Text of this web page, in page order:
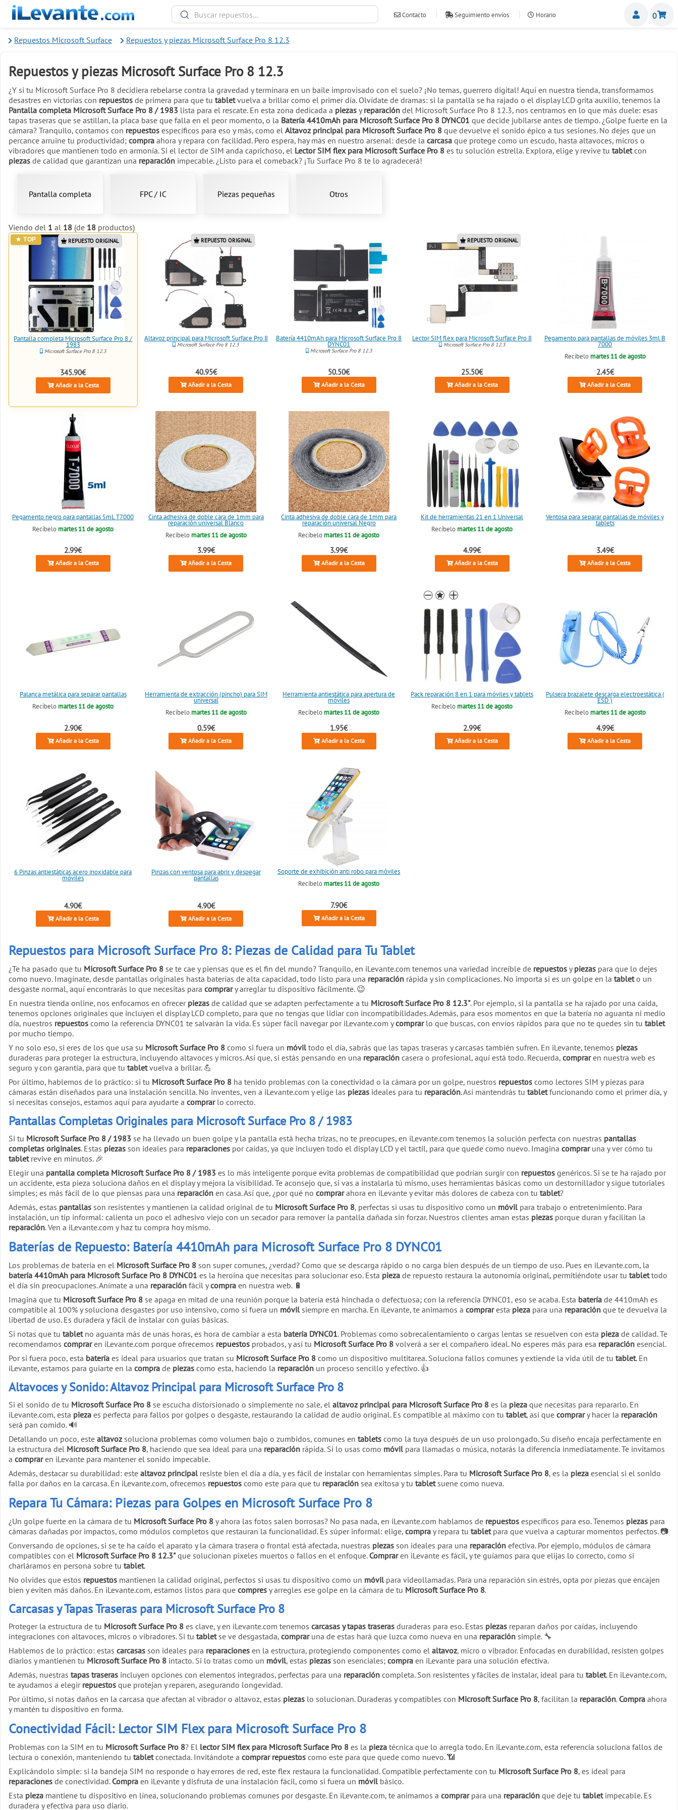
Contacto Seguimiento envíos Horario 0
Repuestos Microsoft Surface Repuestos y piezas Microsoft Surface Pro 8 12.3
Repuestos y piezas Microsoft Surface Pro 8 12.3
¿Y si tu Microsoft Surface Pro 8 decidiera rebelarse contra la gravedad y terminara en un baile improvisado con el suelo? ¡No temas, guerrero digital! Aquí en nuestra tienda, transformamos
desastres en victorias con repuestos de primera para que tu tabletvuelva a brillar como el primer día. Olvídate de dramas: si la pantalla se ha rajado o el display LCD grita auxilio, tenemos la
Pantalla completa Microsoft Surface Pro 8 / 1983 lista para el rescate. En esta zona dedicada a piezas yreparación del Microsoft Surface Pro 8 12.3, nos centramos en lo que más duele: esas
tapas traseras que se astillan, la placa base que falla en el peor momento, o la Batería 4410mAh para Microsoft Surface Pro 8 DYNC01 que decide jubilarse antes de tiempo. ¿Golpe fuerte en la
cámara? Tranquilo, contamos con repuestos específicos para eso y más, como el Altavoz principal para Microsoft Surface Pro 8 que devuelve el sonido épico a tus sesiones. No dejes que un
percance arruine tu productividad; compra ahora y repara con facilidad. Pero espera, hay más en nuestro arsenal: desde la carcasa que protege como un escudo, hasta altavoces, micros o
vibradores que mantienen todo en armonía. Si el lector de SIM anda caprichoso, el Lector SIM flex para Microsoft Surface Pro 8 es tu solución estrella. Explora, elige y revive tu tabletcon
piezas de calidad que garantizan una reparación impecable. ¿Listo para el comeback? ¡Tu Surface Pro 8 te lo agradecerá!
Pantalla completa FPC / IC Piezas pequeñas Otros
Viendo del 1 al 18 (de 18 productos)
REPUESTO ORIGINAL
Pantalla completa Microsoft Surface Pro 8 /
1983
Microsoft Surface Pro 8 12.3
345.90€
Añadir a la Cesta
REPUESTO ORIGINAL
Altavoz principal para Microsoft Surface Pro 8
Microsoft Surface Pro 8 12.3
40.95€
Añadir a la Cesta
Batería 4410mAh para Microsoft Surface Pro 8
DYNC01
Microsoft Surface Pro 8 12.3
50.50€
Añadir a la Cesta
REPUESTO ORIGINAL
Lector SIM flex para Microsoft Surface Pro 8
Microsoft Surface Pro 8 12.3
25.50€
Añadir a la Cesta
Pegamento para pantallas de móviles 3ml B
7000
Recíbelo martes 11 de agosto
2.45€
Añadir a la Cesta
Pegamento negro para pantallas 5mL T7000
Recíbelo martes 11 de agosto
2.99€
Añadir a la Cesta
Cinta adhesiva de doble cara de 1mm para
reparación universal Blanco
Recíbelo martes 11 de agosto
3.99€
Añadir a la Cesta
Cinta adhesiva de doble cara de 1mm para
reparación universal Negro
Recíbelo martes 11 de agosto
3.99€
Añadir a la Cesta
Kit de herramientas 21 en 1 Universal
Recíbelo martes 11 de agosto
4.99€
Añadir a la Cesta
Ventosa para separar pantallas de móviles y
tablets
3.49€
Añadir a la Cesta
Palanca metálica para separar pantallas
Recíbelo martes 11 de agosto
2.90€
Añadir a la Cesta
Herramienta de extracción (pincho) para SIM
universal
Recíbelo martes 11 de agosto
0.59€
Añadir a la Cesta
Herramienta antiestática para apertura de
móviles
Recíbelo martes 11 de agosto
1.95€
Añadir a la Cesta
Pack reparación 8 en 1 para móviles y tablets
Recíbelo martes 11 de agosto
2.99€
Añadir a la Cesta
Pulsera brazalete descarga electroestática (
ESD )
Recíbelo martes 11 de agosto
4.99€
Añadir a la Cesta
6 Pinzas antiestáticas acero inoxidable para
móviles
4.90€
Añadir a la Cesta
Pinzas con ventosa para abrir y despegar
pantallas
4.90€
Añadir a la Cesta
Soporte de exhibición anti robo para móviles
Recíbelo martes 11 de agosto
7.90€
Añadir a la Cesta
Repuestos para Microsoft Surface Pro 8: Piezas de Calidad para Tu Tablet
¿Te ha pasado que tu Microsoft Surface Pro 8 se te cae y piensas que es el fin del mundo? Tranquilo, en iLevante.com tenemos una variedad increíble de repuestos ypiezas para que lo dejes
como nuevo. Imagínate, desde pantallas originales hasta baterías de alta capacidad, todo listo para una reparación rápida y sin complicaciones. No importa si es un golpe en la tableto un
desgaste normal, aquí encontrarás lo que necesitas para comprary arreglar tu dispositivo fácilmente. 😉
En nuestra tienda online, nos enfocamos en ofrecer piezas de calidad que se adapten perfectamente a tu Microsoft Surface Pro 8 12.3". Por ejemplo, si la pantalla se ha rajado por una caída,
tenemos opciones originales que incluyen el display LCD completo, para que no tengas que lidiar con incompatibilidades. Además, para esos momentos en que la batería no aguanta ni medio
día, nuestros repuestos como la referencia DYNC01 te salvarán la vida. Es súper fácil navegar por iLevante.com ycomprarlo que buscas, con envíos rápidos para que no te quedes sin tu tablet
por mucho tiempo.
Y no solo eso, si eres de los que usa su Microsoft Surface Pro 8 como si fuera un móvil todo el día, sabrás que las tapas traseras y carcasas también sufren. En iLevante, tenemos piezas
duraderas para proteger la estructura, incluyendo altavoces y micros. Así que, si estás pensando en una reparación casera o profesional, aquí está todo. Recuerda, compraren nuestra web es
seguro y con garantía, para que tu tabletvuelva a brillar. 💪
Por último, hablemos de lo práctico: si tu Microsoft Surface Pro 8 ha tenido problemas con la conectividad o la cámara por un golpe, nuestros repuestos como lectores SIM y piezas para
cámaras están diseñados para una instalación sencilla. No inventes, ven a iLevante.com y elige las piezas ideales para tu reparación. Así mantendrás tu tabletfuncionando como el primer día, y
si necesitas consejos, estamos aquí para ayudarte a comprarlo correcto.
Pantallas Completas Originales para Microsoft Surface Pro 8 / 1983
Si tu Microsoft Surface Pro 8 / 1983 se ha llevado un buen golpe y la pantalla está hecha trizas, no te preocupes, en iLevante.com tenemos la solución perfecta con nuestras pantallas
completas originales. Estas piezas son ideales para reparaciones por caídas, ya que incluyen todo el display LCD y el tactil, para que quede como nuevo. Imagina compraruna y ver cómo tu
tabletrevive en minutos. 🎉
Elegir una pantalla completa Microsoft Surface Pro 8 / 1983 es lo más inteligente porque evita problemas de compatibilidad que podrían surgir con repuestos genéricos. Si se te ha rajado por
un accidente, esta pieza soluciona daños en el display y mejora la visibilidad. Te aconsejo que, si vas a instalarla tú mismo, uses herramientas básicas como un destornillador y sigue tutoriales
simples; es más fácil de lo que piensas para una reparación en casa. Así que, ¿por qué no comprarahora en iLevante y evitar más dolores de cabeza con tu tablet?
Además, estas pantallas son resistentes y mantienen la calidad original de tu Microsoft Surface Pro 8, perfectas si usas tu dispositivo como un móvil para trabajo o entretenimiento. Para
instalación, un tip informal: calienta un poco el adhesivo viejo con un secador para remover la pantalla dañada sin forzar. Nuestros clientes aman estas piezas porque duran y facilitan la
reparación. Ven a iLevante.com y haz tu compra hoy mismo.
Baterías de Repuesto: Batería 4410mAh para Microsoft Surface Pro 8 DYNC01
Los problemas de batería en el Microsoft Surface Pro 8 son super comunes, ¿verdad? Como que se descarga rápido o no carga bien después de un tiempo de uso. Pues en iLevante.com, la
batería 4410mAh para Microsoft Surface Pro 8 DYNC01 es la heroína que necesitas para solucionar eso. Esta pieza de repuesto restaura la autonomía original, permitiéndote usar tu tablettodo
el día sin preocupaciones. Anímate a una reparación fácil ycompra en nuestra web. 🔋
Imagina que tu Microsoft Surface Pro 8 se apaga en mitad de una reunión porque la batería está hinchada o defectuosa; con la referencia DYNC01, eso se acaba. Esta batería de 4410mAh es
compatible al 100% y soluciona desgastes por uso intensivo, como si fuera un móvil siempre en marcha. En iLevante, te animamos a compraresta pieza para una reparación que te devuelva la
libertad de uso. Es duradera y fácil de instalar con guías básicas.
Si notas que tu tabletno aguanta más de unas horas, es hora de cambiar a esta batería DYNC01. Problemas como sobrecalentamiento o cargas lentas se resuelven con esta pieza de calidad. Te
recomendamos compraren iLevante.com porque ofrecemos repuestos probados, y así tu Microsoft Surface Pro 8 volverá a ser el compañero ideal. No esperes más para esa reparación esencial.
Por si fuera poco, esta batería es ideal para usuarios que tratan su Microsoft Surface Pro 8 como un dispositivo multitarea. Soluciona fallos comunes y extiende la vida útil de tu tablet. En
iLevante, estamos para guiarte en la compra de piezas como esta, haciendo la reparación un proceso sencillo y efectivo. 👍
Altavoces y Sonido: Altavoz Principal para Microsoft Surface Pro 8
Si el sonido de tu Microsoft Surface Pro 8 se escucha distorsionado o simplemente no sale, el altavoz principal para Microsoft Surface Pro 8 es la pieza que necesitas para repararlo. En
iLevante.com, esta pieza es perfecta para fallos por golpes o desgaste, restaurando la calidad de audio original. Es compatible al máximo con tu tablet, así que comprary hacer la reparación
será pan comido. 🔊
Detallando un poco, este altavoz soluciona problemas como volumen bajo o zumbidos, comunes en tablets como la tuya después de un uso prolongado. Su diseño encaja perfectamente en
la estructura del Microsoft Surface Pro 8, haciendo que sea ideal para una reparación rápida. Si lo usas como móvil para llamadas o música, notarás la diferencia inmediatamente. Te invitamos
a compraren iLevante para mantener el sonido impecable.
Además, destacar su durabilidad: este altavoz principal resiste bien el día a día, y es fácil de instalar con herramientas simples. Para tu Microsoft Surface Pro 8, es la pieza esencial si el sonido
falla por daños en la carcasa. En iLevante.com, ofrecemos repuestos como este para que tu reparación sea exitosa y tu tabletsuene como nueva.
Repara Tu Cámara: Piezas para Golpes en Microsoft Surface Pro 8
¿Un golpe fuerte en la cámara de tu Microsoft Surface Pro 8 y ahora las fotos salen borrosas? No pasa nada, en iLevante.com hablamos de repuestos específicos para eso. Tenemos piezas para
cámaras dañadas por impactos, como módulos completos que restauran la funcionalidad. Es súper informal: elige, compra y repara tu tabletpara que vuelva a capturar momentos perfectos. 📷
Conversando de opciones, si se te ha caído el aparato y la cámara trasera o frontal está afectada, nuestras piezas son ideales para una reparación efectiva. Por ejemplo, módulos de cámara
compatibles con el Microsoft Surface Pro 8 12.3"que solucionan pixeles muertos o fallos en el enfoque. Compraren iLevante es fácil, y te guíamos para que elijas lo correcto, como si
charláramos en persona sobre tu tablet.
No olvides que estos repuestos mantienen la calidad original, perfectos si usas tu dispositivo como un móvil para videollamadas. Para una reparación sin estrés, opta por piezas que encajen
bien y eviten más daños. En iLevante.com, estamos listos para que compres y arregles ese golpe en la cámara de tu Microsoft Surface Pro 8.
Carcasas y Tapas Traseras para Microsoft Surface Pro 8
Proteger la estructura de tu Microsoft Surface Pro 8 es clave, y en iLevante.com tenemos carcasas y tapas traseras duraderas para eso. Estas piezas reparan daños por caídas, incluyendo
integraciones con altavoces, micros o vibradores. Si tu tabletse ve desgastada, compraruna de estas hará que luzca como nueva en una reparación simple. 🔧
Hablemos de lo práctico: estas carcasas son ideales para reparaciones en la estructura, protegiendo componentes como el altavoz, micro o vibrador. Enfocadas en durabilidad, resisten golpes
diarios y mantienen tu Microsoft Surface Pro 8 intacto. Si lo tratas como un móvil, estas piezas son esenciales; compra en iLevante para una solución efectiva.
Además, nuestras tapas traseras incluyen opciones con elementos integrados, perfectas para una reparación completa. Son resistentes y fáciles de instalar, ideal para tu tablet. En iLevante.com,
te ayudamos a elegir repuestos que protejan y reparen, asegurando longevidad.
Por último, si notas daños en la carcasa que afectan al vibrador o altavoz, estas piezas lo solucionan. Duraderas y compatibles con Microsoft Surface Pro 8, facilitan la reparación. Compra ahora
y mantén tu dispositivo en forma.
Conectividad Fácil: Lector SIM Flex para Microsoft Surface Pro 8
Problemas con la SIM en tu Microsoft Surface Pro 8? El lector SIM flex para Microsoft Surface Pro 8 es la pieza técnica que lo arregla todo. En iLevante.com, esta referencia soluciona fallos de
lectura o conexión, manteniendo tu tabletconectada. Invitándote a comprar repuestos como este para que quede como nuevo. 📶
Explicándolo simple: si la bandeja SIM no responde o hay errores de red, este flex restaura la funcionalidad. Compatible perfectamente con tu Microsoft Surface Pro 8, es ideal para
reparaciones de conectividad. Compra en iLevante y disfruta de una instalación fácil, como si fuera un móvil básico.
Esta pieza mantiene tu dispositivo en línea, solucionando problemas comunes por desgaste. En iLevante.com, te animamos a comprarpara una reparación que deje tu tabletimpecable. Es
duradera y efectiva para uso diario.